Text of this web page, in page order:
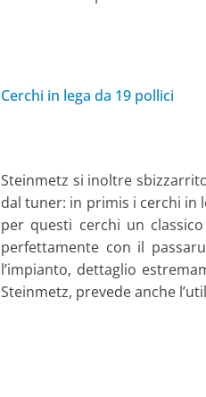
Cerchi in lega da 19 pollici
Steinmetz si inoltre
dal tuner: in primis i cerchi in
per questi cerchi un
perfettamente con il
l’impianto, dettaglio
Steinmetz, prevede anche